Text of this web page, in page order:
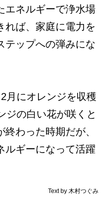
エネルギーで浄水場
れば、家庭に電力を
テップへの弾みにな
月にオレンジを収穫
ジの白い花が咲くと
わった時期だが、
ルギーになって活躍
Text by 木村つぐみ